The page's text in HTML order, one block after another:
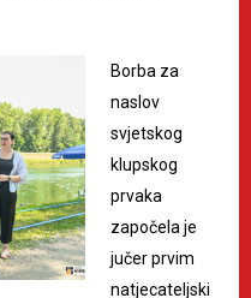
Borba za
naslov
svjetskog
klupskog
prvaka
započela je
jučer prvim
natjecateljski